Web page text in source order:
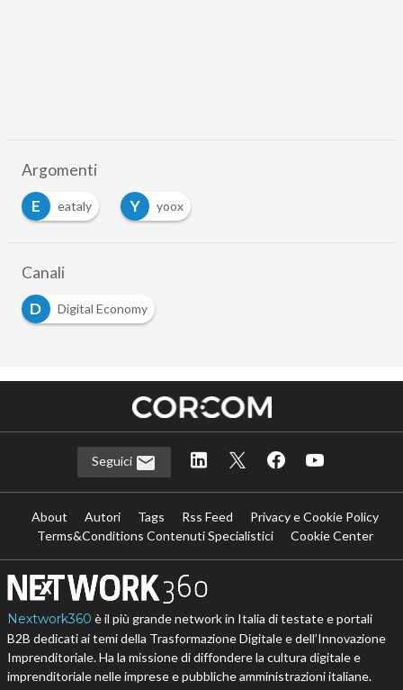
Argomenti
E
eataly Y yoox
Canali
D
Digital Economy
Seguici
About Autori Tags Rss Feed
Privacy e Cookie Policy
Terms&Conditions Contenuti Specialistici
Cookie Center
Nextwork360 è il più grande network in Italia di testate e portali
B2B dedicati ai temi della Trasformazione Digitale e dell’Innovazione
Imprenditoriale. Ha la missione di diffondere la cultura digitale e
imprenditoriale nelle imprese e pubbliche amministrazioni italiane.